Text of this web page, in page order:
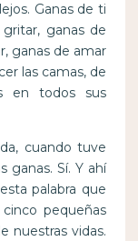
Ganas de ti
ganas de
ganas de amar
las camas, de
en todos sus
cuando tuve
ganas. Sí. Y ahí
palabra que
pequeñas
nuestras vidas.